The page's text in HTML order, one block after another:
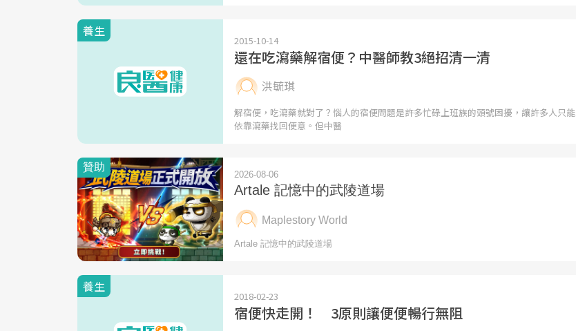
養生
2015-10-14
還在吃瀉藥解宿便？中醫師教3絕招清一清
洪毓琪
解宿便，吃瀉藥就對了？惱人的宿便問題是許多忙碌上班族的頭號困擾，讓許多人只能
依靠瀉藥找回便意。但中醫
養生
2018-02-23
宿便快走開！ 3原則讓便便暢行無阻